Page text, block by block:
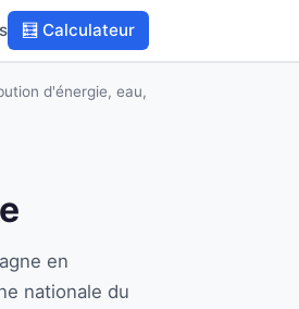
🧮 Calculateur
d'énergie, eau,
en
nationale du